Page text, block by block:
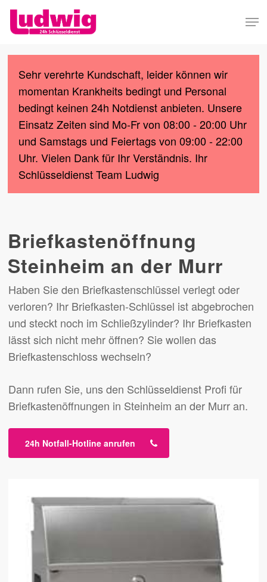
Skip
content
Sehr verehrte Kundschaft, leider können wir
momentan Krankheits bedingt und Personal
bedingt keinen 24h Notdienst anbieten. Unsere
Einsatz Zeiten sind Mo-Fr von 08:00 - 20:00 Uhr
und Samstags und Feiertags von 09:00 - 22:00
Uhr. Vielen Dank für Ihr Verständnis. Ihr
Schlüsseldienst Team Ludwig
Briefkastenöffnung
Steinheim an der Murr
Haben Sie den Briefkastenschlüssel verlegt oder
verloren? Ihr Briefkasten-Schlüssel ist abgebrochen
und steckt noch im Schließzylinder? Ihr Briefkasten
lässt sich nicht mehr öffnen? Sie wollen das
Briefkastenschloss wechseln?
Dann rufen Sie, uns den Schlüsseldienst Profi für
Briefkastenöffnungen in Steinheim an der Murr an.
24h Notfall-Hotline anrufen
Menu